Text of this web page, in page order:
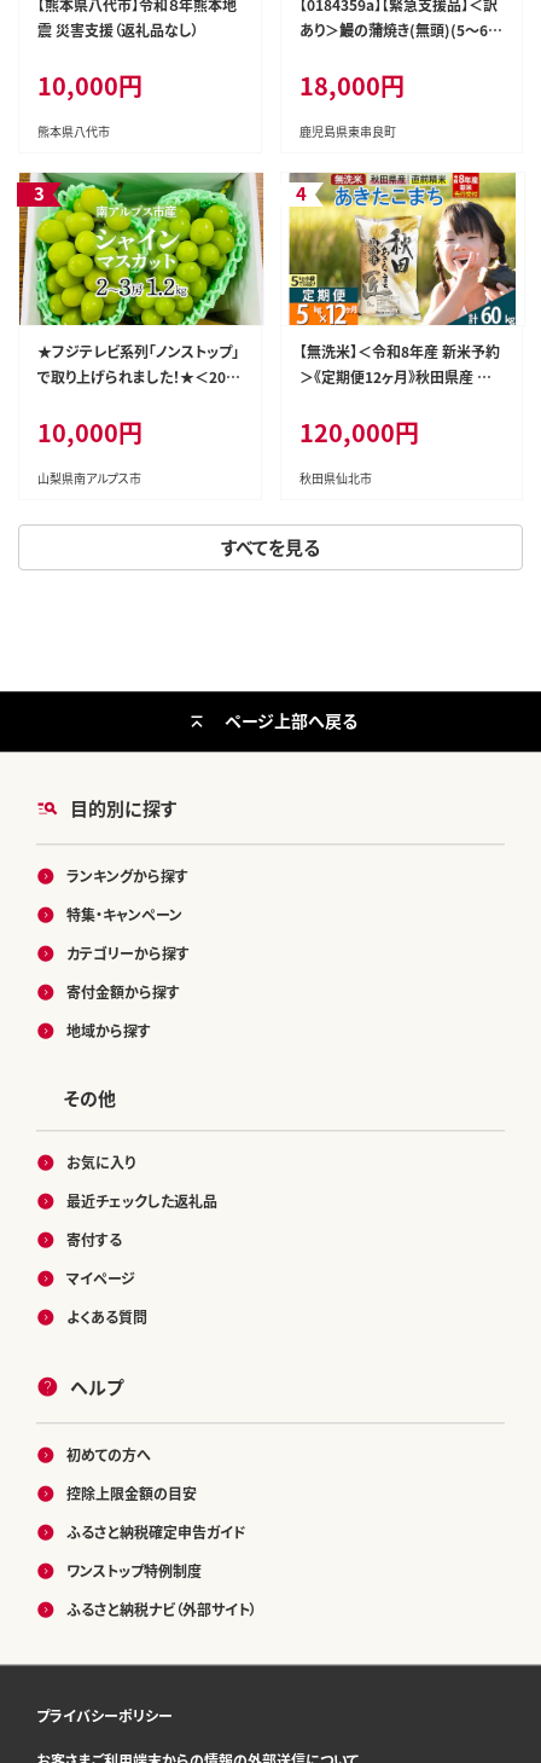
すべてを見る
【熊本県八代市】令和８年熊本地
震 災害支援（返礼品なし）
10,000円
熊本県八代市
【0184359a】【緊急支援品】＜訳
あり＞鰻の蒲焼き(無頭)(5～6
なぎ ウナギ 鰻 国産 蒲焼 蒲焼き
たれ 鹿児島 ふるさと 人気 支援
【アクアおおすみ】
18,000円
鹿児島県東串良町
★フジテレビ系列「ノンストップ」
で取り上げられました！★＜202
市産シャインマスカット1.2kg以
上（2～3房） クール便発送 ALPA
G007
10,000円
山梨県南アルプス市
【無洗米】＜令和8年産 新米予約
＞《定期便12ヶ月》秋田県産 あき
回 5キロ お米 匠 [サンファーム
西木 米5kg 米 5kg 米 5kg定期
便 お米定期便 あきたこまち ごは
120,000円
秋田県仙北市
目的別に探す
ランキングから探す
特集・キャンペーン
カテゴリーから探す
寄付金額から探す
地域から探す
その他
お気に入り
最近チェックした返礼品
寄付する
マイページ
よくある質問
ヘルプ
初めての方へ
控除上限金額の目安
ふるさと納税確定申告ガイド
ワンストップ特例制度
ふるさと納税ナビ（外部サイト）
ページ上部へ戻る
プライバシーポリシー